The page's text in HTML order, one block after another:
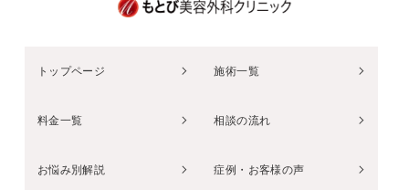
トップページ 施術一覧
料金一覧 相談の流れ
お悩み別解説 症例・お客様の声